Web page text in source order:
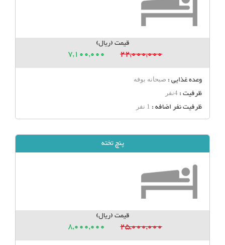
قیمت (ریال)
22,000,000
7,100,000
وعده غذایی : صبحانه بوفه
ظرفیت : 4نفر
ظرفیت نفر اضافه : 1 نفر
پنچ تخته
قیمت (ریال)
25,000,000
8,000,000